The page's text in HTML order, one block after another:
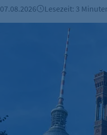
07.08.2026 Lesezeit: 3
Verwaltungsreform: